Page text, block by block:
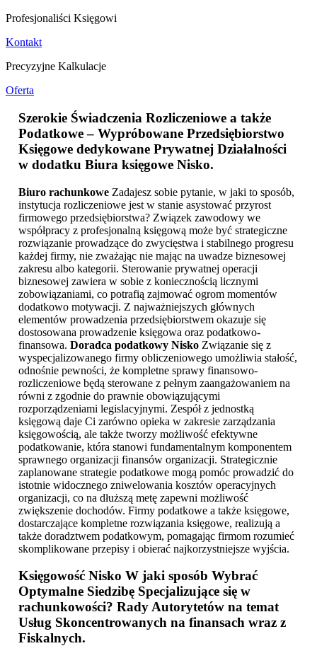
Profesjonaliści Księgowi
Kontakt
Precyzyjne Kalkulacje
Oferta
Szerokie Świadczenia Rozliczeniowe a także
Podatkowe – Wypróbowane Przedsiębiorstwo
Księgowe dedykowane Prywatnej Działalności
w dodatku Biura księgowe Nisko.
Biuro rachunkowe Zadajesz sobie pytanie, w jaki to sposób,
instytucja rozliczeniowe jest w stanie asystować przyrost
firmowego przedsiębiorstwa? Związek zawodowy we
współpracy z profesjonalną księgową może być strategiczne
rozwiązanie prowadzące do zwycięstwa i stabilnego progresu
każdej firmy, nie zważając nie mając na uwadze biznesowej
zakresu albo kategorii. Sterowanie prywatnej operacji
biznesowej zawiera w sobie z koniecznością licznymi
zobowiązaniami, co potrafią zajmować ogrom momentów
dodatkowo motywacji. Z najważniejszych głównych
elementów prowadzenia przedsiębiorstwem okazuje się
dostosowana prowadzenie księgowa oraz podatkowo-
finansowa. Doradca podatkowy Nisko Związanie się z
wyspecjalizowanego firmy obliczeniowego umożliwia stałość,
odnośnie pewności, że kompletne sprawy finansowo-
rozliczeniowe będą sterowane z pełnym zaangażowaniem na
równi z zgodnie do prawnie obowiązującymi
rozporządzeniami legislacyjnymi. Zespół z jednostką
księgową daje Ci zarówno opieka w zakresie zarządzania
księgowością, ale także tworzy możliwość efektywne
podatkowanie, która stanowi fundamentalnym komponentem
sprawnego organizacji finansów organizacji. Strategicznie
zaplanowane strategie podatkowe mogą pomóc prowadzić do
istotnie widocznego zniwelowania kosztów operacyjnych
organizacji, co na dłuższą metę zapewni możliwość
zwiększenie dochodów. Firmy podatkowe a także księgowe,
dostarczające kompletne rozwiązania księgowe, realizują a
także doradztwem podatkowym, pomagając firmom rozumieć
skomplikowane przepisy i obierać najkorzystniejsze wyjścia.
Księgowość Nisko W jaki sposób Wybrać
Optymalne Siedzibę Specjalizujące się w
rachunkowości? Rady Autorytetów na temat
Usług Skoncentrowanych na finansach wraz z
Fiskalnych.